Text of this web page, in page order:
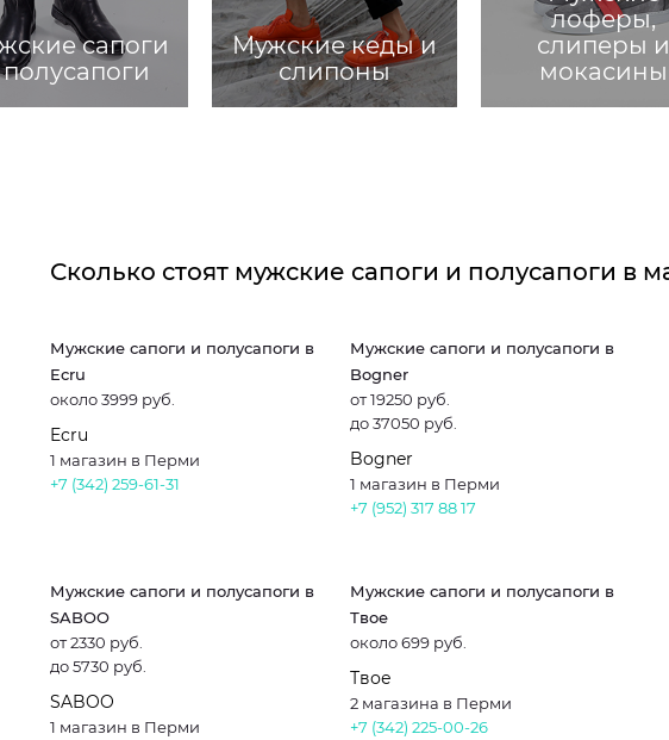
сапоги
Мужские кеды и
слипоны
лоферы,
слиперы и
мокасины
Сколько стоят мужские сапоги и полусапоги в
Мужские сапоги и полусапоги в
Ecru
около 3999 руб.
Ecru
1 магазин в Перми
+7 (342) 259-61-31
Мужские сапоги и полусапоги в
Bogner
от 19250 руб.
до 37050 руб.
Bogner
1 магазин в Перми
+7 (952) 317 88 17
Мужские сапоги и полусапоги в
SABOO
от 2330 руб.
до 5730 руб.
SABOO
1 магазин в Перми
Мужские сапоги и полусапоги в
Твое
около 699 руб.
Твое
2 магазина в Перми
+7 (342) 225-00-26